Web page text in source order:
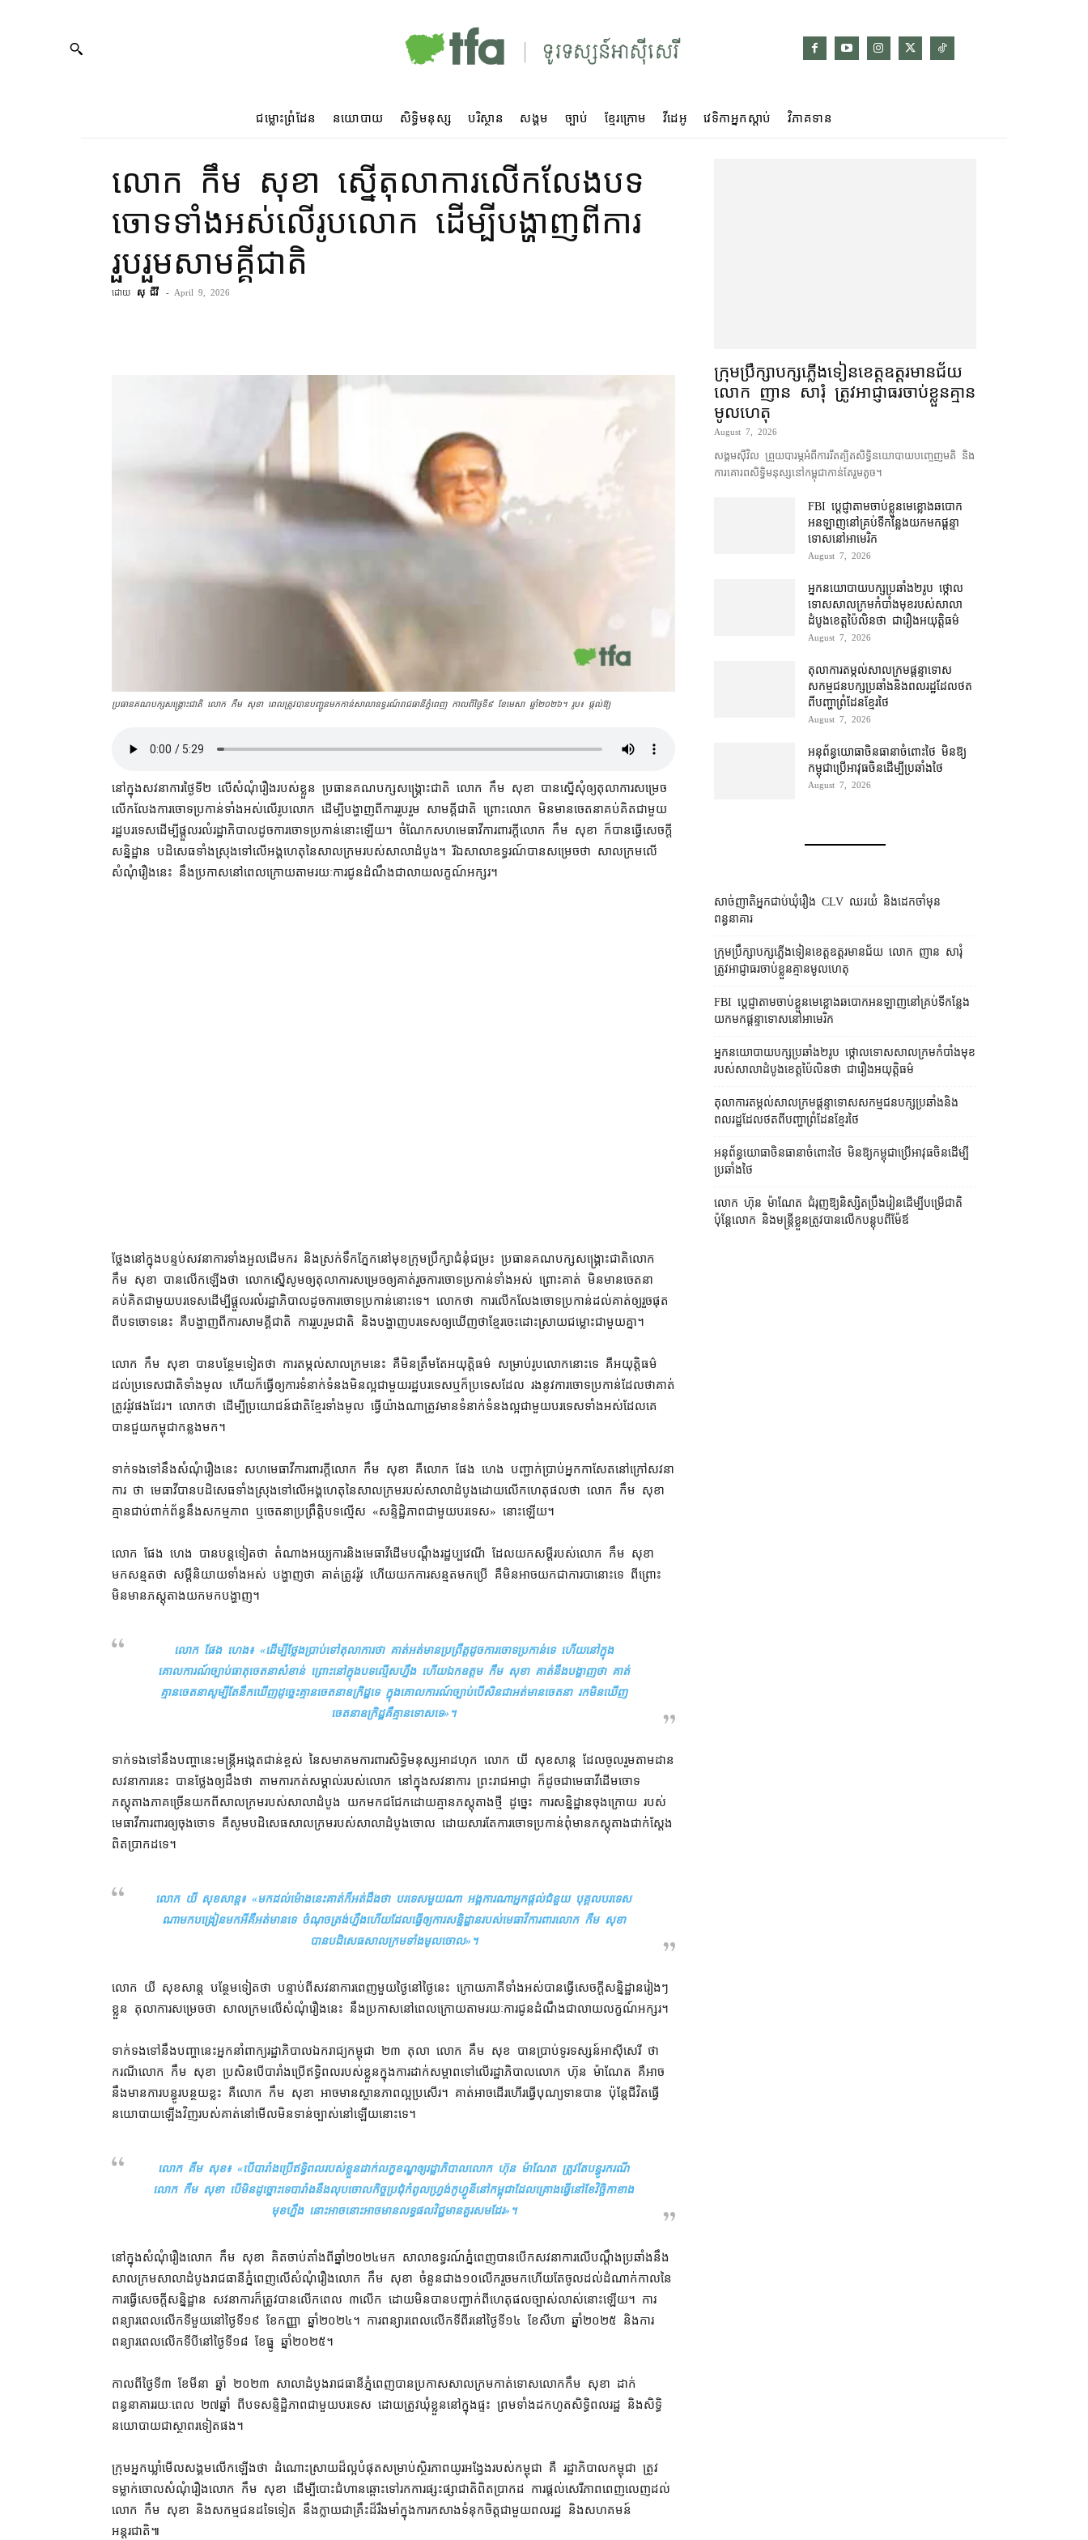
ជម្លោះព្រំដែន នយោបាយ សិទ្ធិមនុស្ស បរិស្ថាន សង្គម ច្បាប់ ខ្មែរក្រោម វីដេអូ វេទិកាអ្នកស្ដាប់ វិភាគទាន
លោក កឹម សុខា ស្នើ​តុលាការ​លើកលែង​បទ​
ចោទ​ទាំងអស់​លើ​រូបលោក ដើម្បី​បង្ហាញ​ពី​ការ​
រួបរួម​សាមគ្គីជាតិ
ដោយ សុ ជីវី - April 9, 2026
ប្រធាន​គណបក្ស​សង្គ្រោះ​ជាតិ លោក កឹម សុខា ពេលត្រូវបានបញ្ជូនមកកាន់​សាលាឧទ្ធរណ៍​រាជធានីភ្នំពេញ កាល​ពីថ្ងៃទី៩ ​ខែ​មេសា​ ឆ្នាំ​២០២៦។ រូប៖ ផ្ដល់ឱ្យ
នៅក្នុង​សវនាការ​ថ្ងៃទី​២ លើ​សំណុំរឿង​របស់​ខ្លួន ប្រធាន​គណបក្ស​សង្គ្រោះ​ជាតិ លោក កឹម សុខា បាន​ស្នើ​សុំ​ឲ្យ​តុលាការ​សម្រេច​
លើកលែង​ការចោទប្រកាន់​ទាំងអស់​លើ​រូបលោក ដើម្បី​បង្ហាញ​ពី​ការ​រួបរួម សាមគ្គី​ជាតិ ព្រោះ​លោក មិន​មាន​ចេតនា​គប់គិត​ជាមួយ​
រដ្ឋ​បរទេស​ដើម្បី​ផ្តួល​រលំ​រដ្ឋាភិបាល​ដូច​ការចោទប្រកាន់​នោះ​ឡើយ​។ ចំណែក​សហ​មេធាវី​ការពារ​ក្តី​លោក កឹម សុខា ក៏បាន​ធ្វើ​សេចក្តី​
សន្និដ្ឋាន បដិសេធ​ទាំងស្រុង​ទៅ​លើ​អង្គហេតុ​នៃ​សាលក្រម​របស់​សាលាដំបូង។ រីឯ​សាលាឧទ្ធរណ៍​បាន​សម្រេច​ថា សាលក្រម​លើ​
សំណុំ​រឿង​នេះ នឹង​ប្រកាស​នៅ​ពេល​ក្រោយ​តាមរយៈ​ការ​ជូនដំណឹង​ជា​លាយលក្ខណ៍​អក្សរ។
ថ្លែង​នៅក្នុង​បន្ទប់​សវនាការ​ទាំង​អួល​ដើមករ និង​ស្រក់​ទឹកភ្នែក​នៅមុខ​ក្រុមប្រឹក្សា​ជំនុំជម្រះ ប្រធាន​គណបក្ស​សង្គ្រោះ​ជាតិ​លោក
កឹម សុខា បាន​លើកឡើង​ថា លោក​ស្នើ​សូម​ឲ្យ​តុលាការ​សម្រេច​ឲ្យ​គាត់​រួច​ការ​ចោទប្រកាន់​ទាំងអស់ ព្រោះ​គាត់ មិន​មាន​ចេតនា​
គប់គិត​ជាមួយ​បរទេស​ដើម្បី​ផ្តួល​រលំ​រដ្ឋាភិបាល​ដូច​ការចោទប្រកាន់​នោះ​ទេ​។ លោក​ថា ការលើកលែង​ចោទប្រកាន់​ដល់​គាត់​ឲ្យ​រួចផុត​
ពី​បទ​ចោទ​នេះ គឺ​បង្ហាញ​ពី​ការ​សាមគ្គី​ជាតិ ការ​រួបរួម​ជាតិ និង​បង្ហាញ​បរទេស​ឲ្យ​ឃើញថា​ខ្មែរ​ចេះ​ដោះស្រាយ​ជម្លោះ​ជាមួយគ្នា​។
លោក កឹម សុខា បាន​បន្ថែម​ទៀត​ថា ការ​តម្កល់​សាលក្រម​នេះ គឺ​មិន​ត្រឹមតែ​អយុត្តិធម៌ សម្រាប់​រូបលោក​នោះ​ទេ គឺ​អយុត្តិធម៌
ដល់​ប្រទេសជាតិ​ទាំងមូល ហើយក៏​ធ្វើ​ឲ្យ​ការ​ទំនាក់ទំនង​មិន​ល្អ​ជាមួយ​រដ្ឋ​បរទេស​ឬក៏​ប្រទេស​ដែល រង​នូវ​ការចោទប្រកាន់​ដែល​ថា​គាត់​
ត្រូវ​រ៉ូវ​ផង​ដែរ​។ លោក​ថា ដើម្បី​ប្រ​យោជន៍​ជាតិខ្មែរ​ទាំងមូល ធ្វើ​យ៉ាងណា​ត្រូវ​មាន​ទំនាក់ទំនង​ល្អជា​មួយ​បរទេស​ទាំងអស់​ដែល​គេ​
បាន​ជួយ​កម្ពុជា​កន្លងមក។
ទាក់ទង​ទៅ​នឹង​សំណុំ​រឿង​នេះ សហ​មេធាវី​ការពារ​ក្តី​លោក កឹម សុខា គឺ​លោក ផែង ហេង បញ្ជាក់​ប្រាប់​អ្នកកាសែត​នៅ​ក្រៅ​សវនា
ការ ថា មេធាវី​បាន​បដិសេធ​ទាំងស្រុង​ទៅលើ​អង្គហេតុ​នៃ​សាលក្រម​របស់​សាលាដំបូង​ដោយ​លើក​ហេតុផល​ថា លោក កឹម សុខា
គ្មាន​ជាប់​ពាក់ព័ន្ធ​នឹង​សកម្មភាព ឬ​ចេតនា​ប្រព្រឹត្តិ​បទល្មើស «​សន្ទិដ្ឋិភាព​ជាមួយ​បរទេស​» នោះ​ឡើយ។
លោក ផែង ហេង បាន​បន្ត​ទៀត​ថា តំណាង​អយ្យការ​និង​មេធាវី​ដើម​បណ្តឹង​រដ្ឋប្បវេណី ដែល​យក​សម្តី​របស់​លោក កឹម សុខា
មក​សន្មត​ថា សម្ដី​និយាយ​ទាំងអស់ បង្ហាញថា គាត់​ត្រូវរ៉ូវ ហើយ​យក​ការ​សន្មត​មក​ប្រើ គឺ​មិនអាច​យកជាការ​បា​នោះ​ទេ ពីព្រោះ​
មិន​មាន​ភស្តុតាង​យក​មក​បង្ហាញ។
លោក ផែង ហេង៖ «ដើម្បី​ថ្លែងប្រាប់​ទៅ​តុលាការ​ថា គាត់​អត់​មាន​ប្រព្រឹត្ត​ដូច​ការចោទប្រកាន់​ទេ ហើយ​នៅក្នុង​
គោលការណ៍​ច្បាប់​ធាតុ​ចេតនា​សំខាន់ ព្រោះ​នៅក្នុង​បទល្មើស​ហ្នឹង ហើយ​ឯកឧត្តម កឹម សុខា គាត់​នឹង​បង្ហាញ​ថា គាត់​
គ្មាន​ចេតនា​សូម្បីតែ​នឹកឃើញ​ដូច្នេះ​គ្មាន​ចេតនា​ឧក្រិដ្ឋ​ទេ ក្នុង​គោលការណ៍​ច្បាប់​បើសិនជា​អត់​មាន​ចេតនា រក​មិនឃើញ​
ចេតនា​ឧក្រិដ្ឋ​គឺ​គ្មាន​ទោស​ទេ»។
ទាក់ទង​ទៅ​នឹង​បញ្ហា​នេះ​មន្ត្រី​អង្កេត​ជាន់ខ្ពស់ នៃ​សមាគម​ការពារ​សិទ្ធិមនុស្ស​អាដហុក លោក យី សុខសាន្ត ដែល​ចូលរួម​តាមដាន​
សវនាការ​នេះ បាន​ថ្លែង​ឲ្យ​ដឹង​ថា តាម​ការ​កត់សម្គាល់​របស់​លោក នៅ​ក្នុង​សវនាការ ព្រះរាជអាជ្ញា ក៏ដូចជា​មេធាវី​ដើមចោទ
ភស្តុតាង​ភាគច្រើន​យក​ពី​សាលក្រម​របស់​សាលាដំបូង យក​មក​ជជែក​ដោយ​គ្មាន​ភស្តុតាង​ថ្មី ដូច្នេះ ការ​សន្និដ្ឋាន​ចុងក្រោយ របស់​
មេធាវី​ការពារ​ឲ្យ​ចុងចោទ គឺ​សូម​បដិសេធ​សាលក្រម​របស់​សាលាដំបូង​ចោល ដោយសារតែ​ការចោទប្រកាន់​ពុំ​មាន​ភស្តុតាង​ជាក់ស្តែង​
ពិតប្រាកដ​ទេ។
លោក យី សុខសាន្ត៖ «មកដល់​ម៉ោង​នេះ​គាត់​ក៏​អត់​ដឹង​ថា បរទេស​មួយ​ណា អង្គការ​ណា​អ្នក​ផ្តល់​ជំនួយ បុគ្គល​បរទេស​
ណា​មក​បង្រៀន​មក​អី​គឺ​អត់​មាន​ទេ ចំណុច​ត្រង់​ហ្នឹងហើយ​ដែល​ធ្វើ​ឲ្យ​ការ​សន្និដ្ឋាន​របស់​មេធា​វី​ការពារ​លោក កឹម សុខា
បាន​បដិសេធ​សាលក្រម​ទាំងមូល​ចោល»។
លោក យី សុខសាន្ត បន្ថែម​ទៀត​ថា បន្ទាប់ពី​សវនាការ​ពេញ​មួយថ្ងៃ​នៅថ្ងៃ​នេះ ក្រោយ​ភាគី​ទាំងអស់​បាន​ធ្វើ​សេចក្តី​សន្និដ្ឋាន​រៀងៗ​
ខ្លួន តុលាការ​សម្រេច​ថា សាលក្រម​លើ​សំណុំ​រឿង​នេះ នឹង​ប្រកាស​នៅ​ពេល​ក្រោយ​តាមរយៈ​ការ​ជូនដំណឹង​ជា​លាយលក្ខណ៍​អក្សរ។
ទាក់ទង​ទៅ​នឹង​បញ្ហា​នេះ​អ្នកនាំពាក្យ​រដ្ឋាភិបាល​ឯករាជ្យ​កម្ពុជា ២៣ តុលា លោក គឹម សុខ បាន​ប្រាប់​ទូរទស្សន៍​អាស៊ីសេរី ថា
ករណី​លោក កឹម សុខា ប្រសិនបើ​បារាំង​ប្រើ​ឥទ្ធិពល​របស់​ខ្លួន​ក្នុង​ការ​ដាក់​សម្ពាព​ទៅលើ​រដ្ឋាភិបាល​លោក ហ៊ុន ម៉ាណែត គឺ​អាច​
នឹង​មាន​ការ​បន្ធូរបន្ថយ​ខ្លះ គឺ​លោក កឹម សុខា អាច​មាន​ស្ថានភាព​ល្អ​ប្រសើរ​។ គាត់​អាច​ដើរហើរ​ធ្វើបុណ្យ​ទាន​បាន ប៉ុន្តែ​ជីវិត​ធ្វើ​
នយោបាយ​ឡើងវិញ​របស់​គាត់​នៅ​មើល​មិនទាន់​ច្បាស់​នៅឡើយ​នោះ​ទេ។
លោក គឹម សុខ៖ «បើ​បារាំង​ប្រើ​ឥទ្ធិពល​របស់​ខ្លួន​ដាក់​លក្ខខណ្ឌ​ឲ្យ​រដ្ឋាភិបាល​លោក ហ៊ុន ម៉ាណែត ត្រូវតែ​បន្ធូរ​ករណី​
លោក កឹម សុខា បើ​មិន​ដូច្នោះ​ទេ​បារាំង​នឹង​លុបចោល​កិច្ច​ប្រជុំ​កំពូល​ហ្វ្រង់កូហ្វូនី​នៅ​កម្ពុជា​ដែល​គ្រោង​ធ្វើ​នៅ​ខែវិច្ឆិកា​ខាង
មុខ​ហ្នឹង នោះ​អាច​នោះ​អាច​មាន​លទ្ធផល​វិជ្ជមាន​គួរសម​ដែរ»។
នៅក្នុង​សំណុំ​រឿង​លោក កឹម សុខា គិត​ចាប់តាំងពី​ឆ្នាំ​២០២៤​មក សាលាឧទ្ធរណ៍​ភ្នំពេញ​បាន​បើកសវនាការ​លើ​បណ្តឹង​ប្រឆាំង​នឹង​
សាលក្រម​សាលាដំបូង​រាជធានី​ភ្នំពេញ​លើ​សំណុំរឿង​លោក កឹម សុខា ចំនួន​ជាង​១០​លើក​រួច​មក​ហើយ​តែ​ចូល​ដល់​ដំណាក់កាល​នៃ​
ការ​ធ្វើ​សេចក្តី​សន្និដ្ឋាន សវនាការ​ក៏​ត្រូវ​បាន​លើក​ពេល ៣​លើក ដោយ​មិន​បាន​បញ្ជាក់​ពី​ហេតុផល​ច្បាស់លាស់​នោះ​ឡើយ។ ការ​
ពន្យារពេល​លើកទីមួយ​នៅ​ថ្ងៃទី​១៩ ខែកញ្ញា ឆ្នាំ​២០២៤​។ ការ​ពន្យារ​ពេល​លើក​ទីពីរ​នៅ​ថ្ងៃទី​១៤ ខែសីហា ឆ្នាំ​២០២៥ និង​ការ​
ពន្យារ​ពេល​លើក​ទី​បី​នៅ​ថ្ងៃទី​១៨ ខែធ្នូ ឆ្នាំ​២០២៥។
កាលពី​ថ្ងៃទី​៣ ខែមីនា ឆ្នាំ ២០២៣ សាលាដំបូង​រាជធានី​ភ្នំពេញ​បាន​ប្រកាស​សាលក្រម​កាត់ទោស​លោក​កឹម សុខា ដាក់​
ពន្ធនាគារ​រយៈពេល ២៧​ឆ្នាំ ពី​បទ​សន្ទិដ្ឋិភាពជា​មួយ​បរទេស ដោយ​ត្រូវ​ឃុំខ្លួន​នៅក្នុង​ផ្ទះ ព្រមទាំង​ដកហូត​សិទ្ធិ​ពលរដ្ឋ និង​សិទ្ធិ​
នយោបាយ​ជា​ស្ថាពរ​ទៀត​ផង។
ក្រុម​អ្នកឃ្លាំមើល​សង្គម​លើកឡើង​ថា ដំណោះស្រាយ​ដ៏​ល្អ​បំផុត​សម្រាប់​ស្ថិរភាព​យូរអង្វែង​របស់​កម្ពុជា គឺ រដ្ឋាភិបាល​កម្ពុជា ត្រូវ​
ទម្លាក់​ចោល​សំណុំរឿង​លោក កឹម សុខា ដើម្បី​បោះជំហាន​ឆ្ពោះ​ទៅ​រក​ការផ្សះផ្សា​ជាតិ​ពិតប្រាកដ ការ​ផ្តល់​សេរីភាព​ពេញលេញ​ដល់​
លោក កឹម សុខា និង​សកម្មជន​ដទៃទៀត នឹង​ក្លាយជា​គ្រឹះ​ដ៏​រឹងមាំ​ក្នុង​ការ​កសាង​ទំនុកចិត្ត​ជាមួយ​ពលរដ្ឋ និង​សហគមន៍​
អន្តរជាតិ៕
ក្រុមប្រឹក្សា​បក្ស​ភ្លើងទៀន​ខេត្ត​ឧត្ដរមានជ័យ
លោក ញាន សារុំ ត្រូវ​អាជ្ញាធរ​ចាប់ខ្លួន​គ្មាន​
មូលហេតុ
August 7, 2026
សង្គម​ស៊ីវិល ព្រួយបារម្ភ​អំពី​ការ​រឹតត្បិត​សិទ្ធិ​នយោបាយ​បញ្ចេញមតិ និង​
ការគោរព​សិទ្ធិមនុស្ស​នៅ​កម្ពុជា​កាន់តែ​រួម​តូច។
FBI ប្ដេជ្ញា​តាម​ចាប់ខ្លួន​មេខ្លោង​ឆបោក​
អនឡាញ​នៅ​គ្រប់​ទីកន្លែង​យក​មក​ផ្ដន្ទា
ទោស​នៅ​អាមេរិក
August 7, 2026
អ្នកនយោបាយ​បក្ស​ប្រឆាំង​២​រូប ថ្កោល
ទោស​សាលក្រម​កំបាំងមុខ​របស់​សាលា
ដំបូង​ខេត្ត​ប៉ៃលិន​ថា ជា​រឿង​អយុត្តិធម៌
August 7, 2026
តុលាការ​តម្កល់​សាលក្រម​ផ្ដន្ទាទោស​
សកម្មជន​បក្ស​ប្រឆាំង​និង​ពលរដ្ឋ​ដែល​ថត​
ពី​បញ្ហា​ព្រំដែន​ខ្មែរ​ថៃ
August 7, 2026
អនុព័ន្ធយោធា​ចិន​ធានា​ចំពោះ​ថៃ មិន​ឱ្យ​
កម្ពុជា​ប្រើ​អាវុធ​ចិន​ដើម្បី​ប្រឆាំង​ថៃ ​
August 7, 2026
សាច់ញាតិអ្នកជាប់ឃុំរឿង CLV ឈរយំ និងដេកចាំមុន
ពន្ធនាគារ
ក្រុមប្រឹក្សា​បក្ស​ភ្លើងទៀន​ខេត្ត​ឧត្ដរមានជ័យ លោក ញាន សារុំ
ត្រូវ​អាជ្ញាធរ​ចាប់ខ្លួន​គ្មាន​មូលហេតុ
FBI ប្ដេជ្ញា​តាម​ចាប់ខ្លួន​មេខ្លោង​ឆបោក​អនឡាញ​នៅ​គ្រប់​ទីកន្លែង​
យក​មក​ផ្ដន្ទាទោស​នៅ​អាមេរិក
អ្នកនយោបាយ​បក្ស​ប្រឆាំង​២​រូប ថ្កោលទោស​សាលក្រម​កំបាំងមុខ​
របស់​សាលាដំបូង​ខេត្ត​ប៉ៃលិន​ថា ជា​រឿង​អយុត្តិធម៌
តុលាការ​តម្កល់​សាលក្រម​ផ្ដន្ទាទោស​សកម្មជន​បក្ស​ប្រឆាំង​និង​
ពលរដ្ឋ​ដែល​ថត​ពី​បញ្ហា​ព្រំដែន​ខ្មែរ​ថៃ
អនុព័ន្ធយោធា​ចិន​ធានា​ចំពោះ​ថៃ មិន​ឱ្យ​កម្ពុជា​ប្រើ​អាវុធ​ចិន​ដើម្បី​
ប្រឆាំង​ថៃ ​
លោក ហ៊ុន ម៉ាណែត ជំរុញ​ឱ្យ​និស្សិត​ប្រឹងរៀន​ដើម្បី​បម្រើ​ជាតិ
ប៉ុន្តែ​លោក និង​មន្ត្រី​​ខ្លួន​ត្រូវ​បាន​លើក​បន្តុប​ពី​ម៉ែឪ